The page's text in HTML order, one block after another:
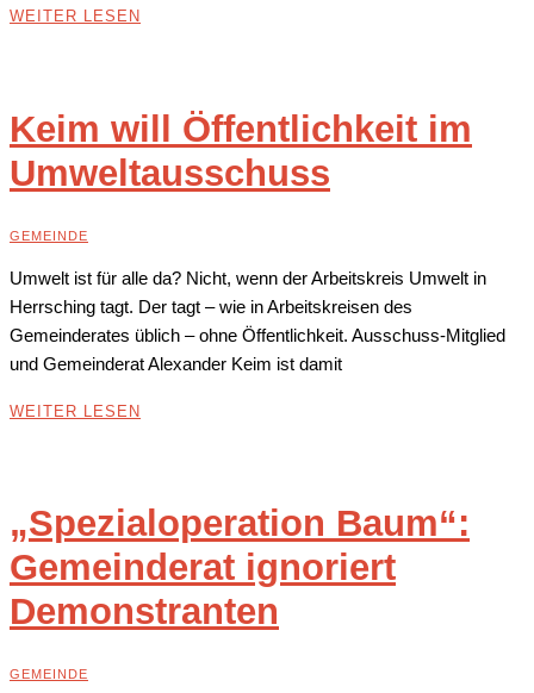
WEITER LESEN
Keim will Öffentlichkeit im
Umweltausschuss
GEMEINDE
Umwelt ist für alle da? Nicht, wenn der Arbeitskreis Umwelt in
Herrsching tagt. Der tagt – wie in Arbeitskreisen des
Gemeinderates üblich – ohne Öffentlichkeit. Ausschuss-Mitglied
und Gemeinderat Alexander Keim ist damit
WEITER LESEN
„Spezialoperation Baum“:
Gemeinderat ignoriert
Demonstranten
GEMEINDE